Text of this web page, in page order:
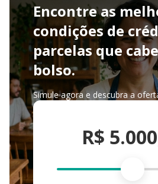
Encontre as
condições de
parcelas que
bolso.
Simule agora e descubra a
R$